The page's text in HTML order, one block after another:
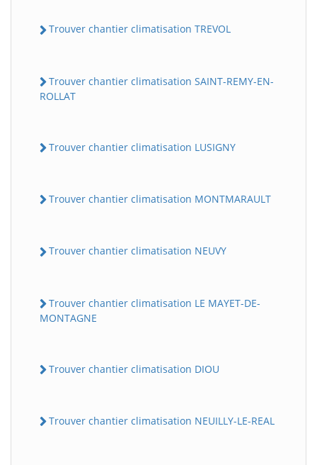
Trouver chantier climatisation TREVOL
Trouver chantier climatisation SAINT-REMY-EN-
ROLLAT
Trouver chantier climatisation LUSIGNY
Trouver chantier climatisation MONTMARAULT
Trouver chantier climatisation NEUVY
Trouver chantier climatisation LE MAYET-DE-
MONTAGNE
Trouver chantier climatisation DIOU
Trouver chantier climatisation NEUILLY-LE-REAL